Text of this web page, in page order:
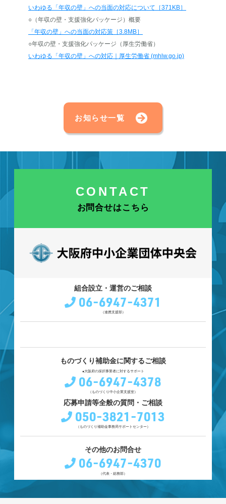
いわゆる「年収の壁」への当面の対応について［371KB］
○（年収の壁・支援強化パッケージ）概要
「年収の壁」への当面の対応策［3.8MB］
○年収の壁・支援強化パッケージ（厚生労働省）
いわゆる「年収の壁」への対応｜厚生労働省 (mhlw.go.jp)
お知らせ一覧
CONTACT
お問合せはこちら
組合設立・運営のご相談
06-6947-4371
（連携支援部）
ものづくり補助金に関するご相談
●大阪府の採択事業者に対するサポート
06-6947-4378
（ものづくり中小企業支援室）
応募申請等全般の質問・ご相談
050-3821-7013
（ものづくり補助金事務局サポートセンター）
その他のお問合せ
06-6947-4370
（代表・総務部）